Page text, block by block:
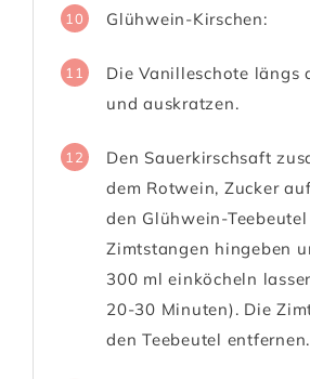
10 Glühwein-Kirschen:
11
Die Vanilleschote längs
und auskratzen.
12
Den Sauerkirschsaft
dem Rotwein, Zucker
den Glühwein-
Zimtstangen hingeben
300 ml einköcheln
20-30 Minuten). Die
den Teebeutel entfernen.